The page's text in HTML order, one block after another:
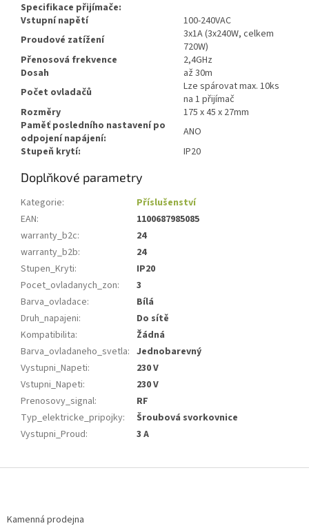
Specifikace přijímače:
Vstupní napětí
100-240VAC
Proudové zatížení
3x1A (3x240W, celkem
720W)
Přenosová frekvence
2,4GHz
Dosah
až 30m
Počet ovladačů
Lze spárovat max. 10ks
na 1 přijímač
Rozměry
175 x 45 x 27mm
Paměť posledního nastavení po
odpojení napájení:
ANO
Stupeň krytí:
IP20
Doplňkové parametry
Kategorie:
Příslušenství
EAN:
1100687985085
warranty_b2c:
24
warranty_b2b:
24
Stupen_Kryti:
IP20
Pocet_ovladanych_zon:
3
Barva_ovladace:
Bílá
Druh_napajeni:
Do sítě
Kompatibilita:
Žádná
Barva_ovladaneho_svetla: Jednobarevný
Vystupni_Napeti:
230 V
Vstupni_Napeti:
230 V
Prenosovy_signal:
RF
Typ_elektricke_pripojky:
Šroubová svorkovnice
Vystupni_Proud: 3 A
Kamenná prodejna